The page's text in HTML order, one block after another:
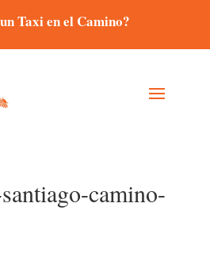
Taxi en el Camino?
camino-